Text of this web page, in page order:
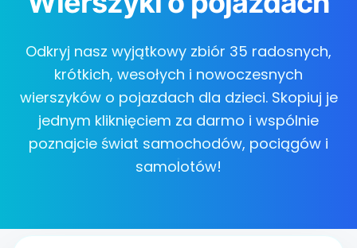
Odkryj nasz wyjątkowy zbiór 35 radosnych,
krótkich, wesołych i nowoczesnych
wierszyków o pojazdach dla dzieci. Skopiuj je
jednym kliknięciem za darmo i wspólnie
poznajcie świat samochodów, pociągów i
samolotów!